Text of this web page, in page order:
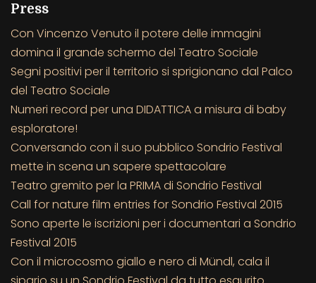
Press
Con Vincenzo Venuto il potere delle immagini
domina il grande schermo del Teatro Sociale
Segni positivi per il territorio si sprigionano dal Palco
del Teatro Sociale
Numeri record per una DIDATTICA a misura di baby
esploratore!
Conversando con il suo pubblico Sondrio Festival
mette in scena un sapere spettacolare
Teatro gremito per la PRIMA di Sondrio Festival
Call for nature film entries for Sondrio Festival 2015
Sono aperte le iscrizioni per i documentari a Sondrio
Festival 2015
Con il microcosmo giallo e nero di Mündl, cala il